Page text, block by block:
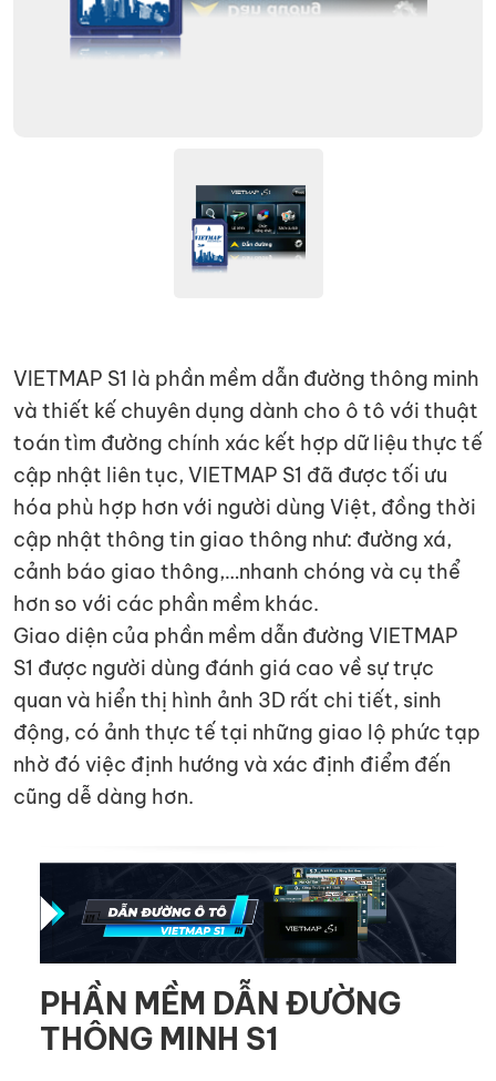
VIETMAP S1 là phần mềm dẫn đường thông minh
và thiết kế chuyên dụng dành cho ô tô với thuật
toán tìm đường chính xác kết hợp dữ liệu thực tế
cập nhật liên tục, VIETMAP S1 đã được tối ưu
hóa phù hợp hơn với người dùng Việt, đồng thời
cập nhật thông tin giao thông như: đường xá,
cảnh báo giao thông,…nhanh chóng và cụ thể
hơn so với các phần mềm khác.
Giao diện của phần mềm dẫn đường VIETMAP
S1 được người dùng đánh giá cao về sự trực
quan và hiển thị hình ảnh 3D rất chi tiết, sinh
động, có ảnh thực tế tại những giao lộ phức tạp
nhờ đó việc định hướng và xác định điểm đến
cũng dễ dàng hơn.
PHẦN MỀM DẪN ĐƯỜNG
THÔNG MINH S1